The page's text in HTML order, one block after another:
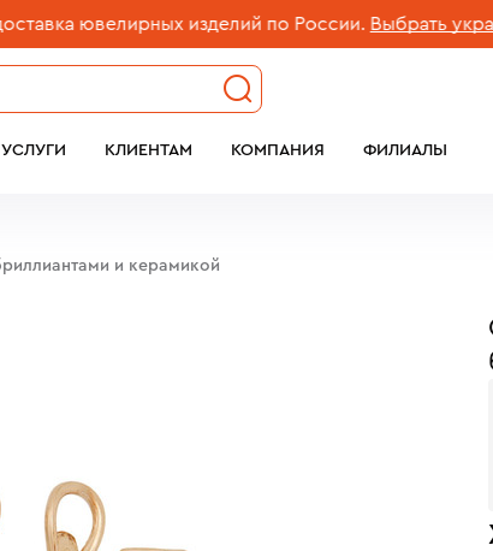
ювелирных изделий по России. Выбрать
УСЛУГИ КЛИЕНТАМ КОМПАНИЯ ФИЛИАЛЫ
и керамикой